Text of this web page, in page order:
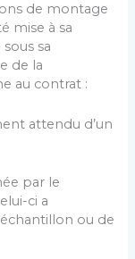
de montage
mise à sa
sa
de la
au contrat :
attendu d’un
par le
ci a
ou de